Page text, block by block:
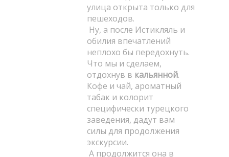
улица открыта только для
пешеходов.
Ну, а после Истикляль и
обилия впечатлений
неплохо бы передохнуть.
Что мы и сделаем,
отдохнув в кальянной.
Кофе и чай, ароматный
табак и колорит
специфически турецкого
заведения, дадут вам
силы для продолжения
экскурсии.
А продолжится она в